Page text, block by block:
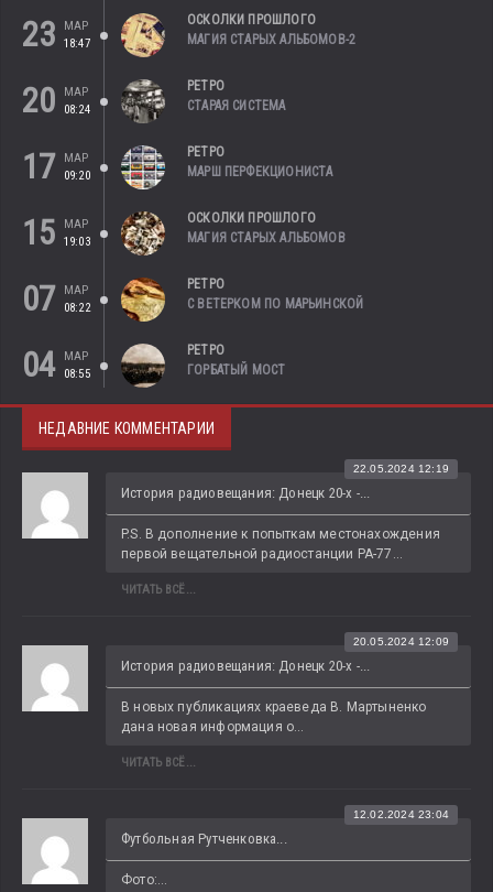
23
МАР
18:47
ОСКОЛКИ ПРОШЛОГО
МАГИЯ СТАРЫХ АЛЬБОМОВ-2
20
МАР
08:24
РЕТРО
СТАРАЯ СИСТЕМА
17
МАР
09:20
РЕТРО
МАРШ ПЕРФЕКЦИОНИСТА
15
МАР
19:03
ОСКОЛКИ ПРОШЛОГО
МАГИЯ СТАРЫХ АЛЬБОМОВ
07
МАР
08:22
РЕТРО
С ВЕТЕРКОМ ПО МАРЬИНСКОЙ
04
МАР
08:55
РЕТРО
ГОРБАТЫЙ МОСТ
НЕДАВНИЕ КОММЕНТАРИИ
История радиовещания: Донецк 20-х -...
22.05.2024 12:19
P.S. В дополнение к попыткам местонахождения
первой вещательной радиостанции РА-77...
ЧИТАТЬ ВСЁ...
История радиовещания: Донецк 20-х -...
20.05.2024 12:09
В новых публикациях краеведа В. Мартыненко
дана новая информация о...
ЧИТАТЬ ВСЁ...
Футбольная Рутченковка...
12.02.2024 23:04
Фото:...